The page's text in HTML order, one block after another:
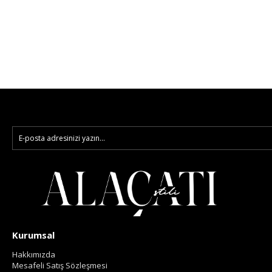
Kurumsal
Hakkımızda
Mesafeli Satış Sözleşmesi